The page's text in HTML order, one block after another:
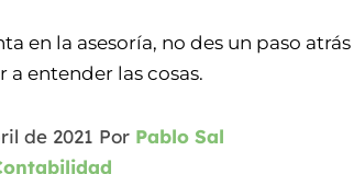
en la asesoría, no des un paso
entender las cosas.
de 2021 Por Pablo Sal